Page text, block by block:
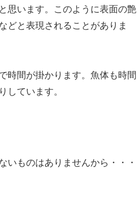
思います。このように表面の艶
どと表現されることがありま
時間が掛かります。魚体も時間
しています。
いものはありませんから・・・